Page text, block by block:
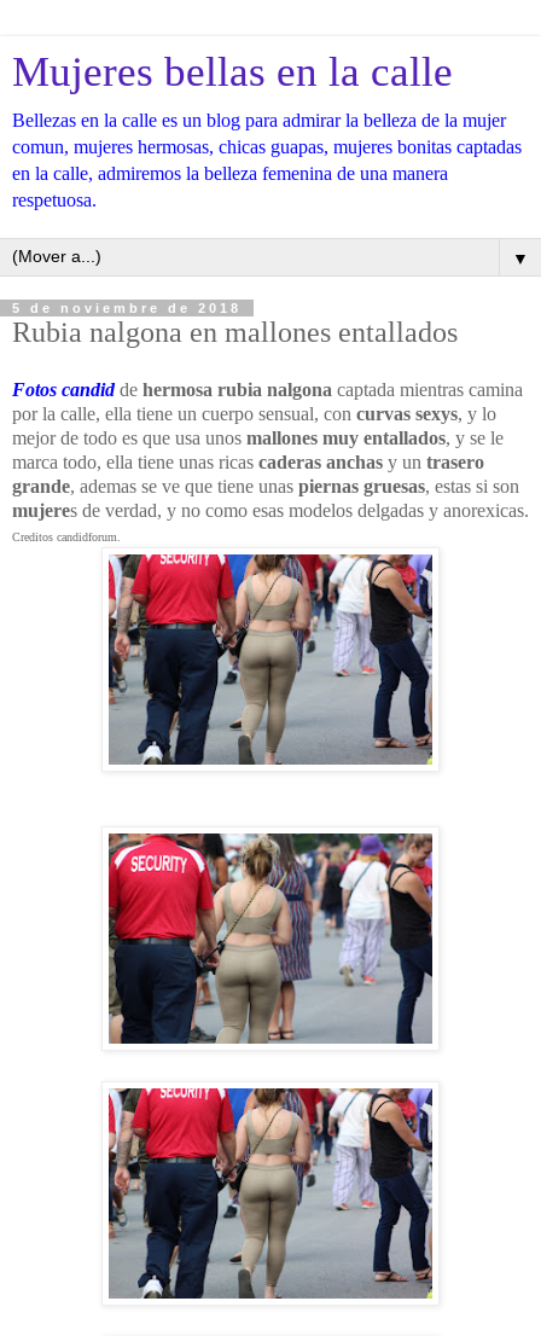
Mujeres bellas en la calle
Bellezas en la calle es un blog para admirar la belleza de la mujer
comun, mujeres hermosas, chicas guapas, mujeres bonitas captadas
en la calle, admiremos la belleza femenina de una manera
respetuosa.
▼
5 de noviembre de 2018
Rubia nalgona en mallones entallados
Fotos candidde hermosa rubia nalgona captada mientras camina
por la calle, ella tiene un cuerpo sensual, con curvas sexys, y lo
mejor de todo es que usa unos mallones muy entallados, y se le
marca todo, ella tiene unas ricas caderas anchas y un trasero
grande, ademas se ve que tiene unas piernas gruesas, estas si son
mujeres de verdad, y no como esas modelos delgadas y anorexicas.
Creditos candidforum.